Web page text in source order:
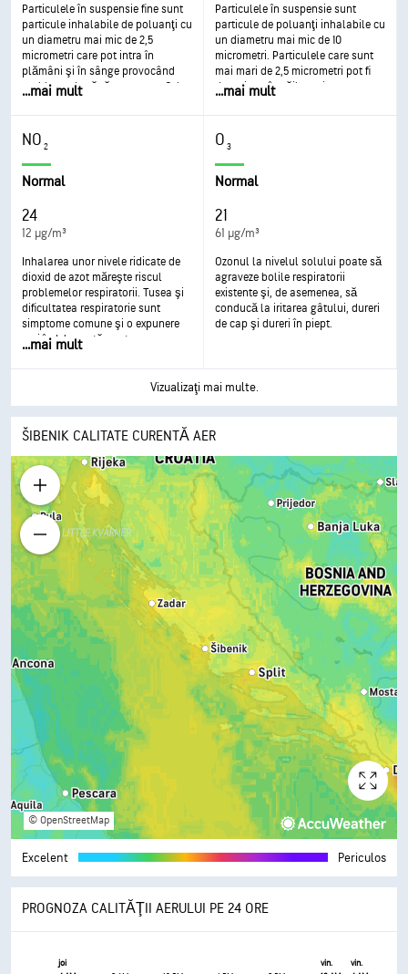
Particulele în suspensie fine sunt
particule inhalabile de poluanţi cu
un diametru mai mic de 2,5
micrometri care pot intra în
plămâni şi în sânge provocând
probleme de sănătate grave. Cel
plămânilor şi a inimii. Expunerea
poate duce la tuse sau dificultate
respiratorie, astm agravat şi
dezvoltarea bolilor respiratorii
cronice.
...mai mult
Particulele în suspensie sunt
particule de poluanţi inhalabile cu
un diametru mai mic de 10
micrometri. Particulele care sunt
mai mari de 2,5 micrometri pot fi
depozitate în căile aeriene,
Expunerea poate provoca iritaţii
ale ochilor şi gâtului, tuse sau
dificultate respiratorie şi astm
agravat. Expunerea frecventă şi
excesivă poate duce la probleme
...mai mult
NO2
Normal
24
12 µg/m³
Inhalarea unor nivele ridicate de
dioxid de azot măreşte riscul
problemelor respiratorii. Tusea şi
dificultatea respiratorie sunt
simptome comune şi o expunere
mai îndelungată poate cauza
sănătate precum infecţii
...mai mult
O3
Normal
21
61 µg/m³
Ozonul la nivelul solului poate să
agraveze bolile respiratorii
existente şi, de asemenea, să
conducă la iritarea gâtului, dureri
de cap şi dureri în piept.
Vizualizaţi mai multe.
ŠIBENIK CALITATE CURENTĂ AER
© OpenStreetMap
Excelent Periculos
PROGNOZA CALITĂŢII AERULUI PE 24 ORE
joi vin.
vin.